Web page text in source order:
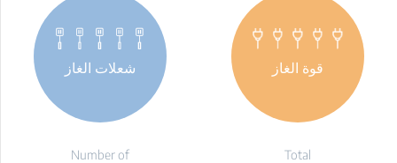
قوة الغاز
Total
شعلات الغاز
Number of